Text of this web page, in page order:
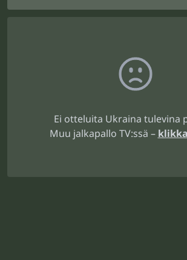
Ei otteluita Ukraina tulevina
Muu jalkapallo TV:ssä –